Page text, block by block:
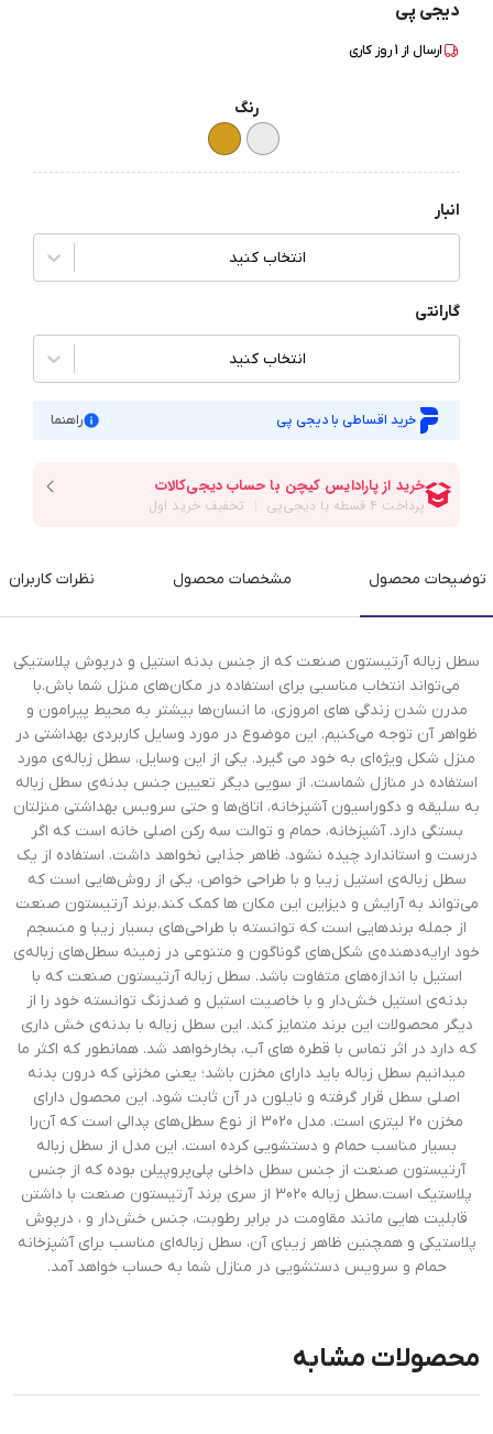
دیجی پی
ارسال از 1روز کاری
رنگ
انبار
انتخاب کنید
گارانتی
انتخاب کنید
خرید اقساطی با دیجی پی راهنما
توضیحات محصول مشخصات محصول نظرات کاربران
سطل زباله آرتیستون صنعت که از جنس بدنه استیل و درپوش پلاستیکی
می‌تواند انتخاب مناسبی برای استفاده در مکان‌های منزل شما باش.با
مدرن شدن زندگی های امروزی، ما انسان‌ها بیشتر به محیط پیرامون و
ظواهر آن توجه می‌کنیم. این موضوع در مورد وسایل کاربردی بهداشتی در
منزل شکل ویژه‌ای به خود می گیرد. یکی از این وسایل، سطل زباله‌ی مورد
استفاده در منازل شماست. از سویی دیگر تعیین جنس بدنه‌ی سطل زباله
به سلیقه و دکوراسیون آشپزخانه، اتاق‌ها و حتی سرویس بهداشتی منزلتان
بستگی دارد. آشپزخانه، حمام و توالت سه رکن اصلی خانه است که اگر
درست و استاندارد چیده نشود، ظاهر جذابی نخواهد داشت. استفاده از یک
سطل زباله‌ی استیل زیبا و با طراحی خواص، یکی از روش‌هایی است که
می‌تواند به آرایش و دیزاین این مکان ها کمک کند.برند آرتیستون صنعت
از جمله برندهایی است که توانسته با طراحی‌های بسیار زیبا و منسجم
خود ارایه‌دهنده‌ی شکل‌های گوناگون و متنوعی در زمینه سطل‌های زباله‌ی
استیل با اندازه‌های متفاوت باشد. سطل زباله آرتیستون صنعت که با
بدنه‌ی استیل خش‌دار و با خاصیت استیل و ضدزنگ توانسته خود را از
دیگر محصولات این برند متمایز کند. این سطل زباله با بدنه‌ی خش داری
که دارد در اثر تماس با قطره های آب، بخارخواهد شد. همانطور که اکثر ما
میدانیم سطل زباله باید دارای مخزن باشد؛ یعنی مخزنی که درون بدنه
اصلی سطل قرار گرفته و نایلون در آن ثابت شود. این محصول دارای
مخزن 20 لیتری است. مدل 3020 از نوع سطل‌های پدالی است که آن‌را
بسیار مناسب حمام و دستشویی کرده است. این مدل از سطل زباله
آرتیستون صنعت از جنس سطل داخلی پلی‌پروپیلن بوده که از جنس
پلاستیک است.سطل زباله 3020 از سری برند آرتیستون صنعت با داشتن
قابلیت هایی مانند مقاومت در برابر رطوبت، جنس خش‌دار و ، درپوش
پلاستیکی و همچنین ظاهر زیبای آن، سطل زباله‌ای مناسب برای آشپزخانه
حمام و سرویس دستشویی در منازل شما به حساب خواهد آمد.
محصولات مشابه